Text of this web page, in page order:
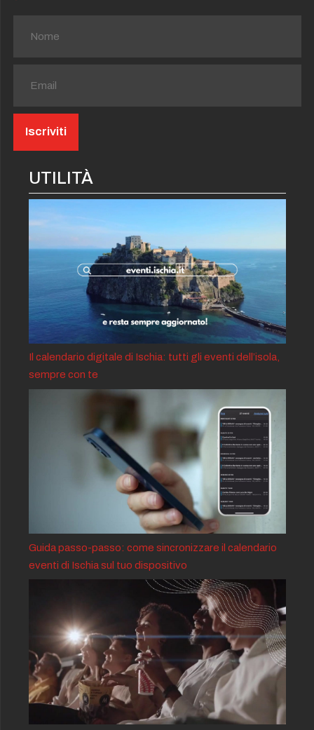
UTILITÀ
Il calendario digitale di Ischia: tutti gli eventi dell’isola,
sempre con te
Guida passo-passo: come sincronizzare il calendario
eventi di Ischia sul tuo dispositivo